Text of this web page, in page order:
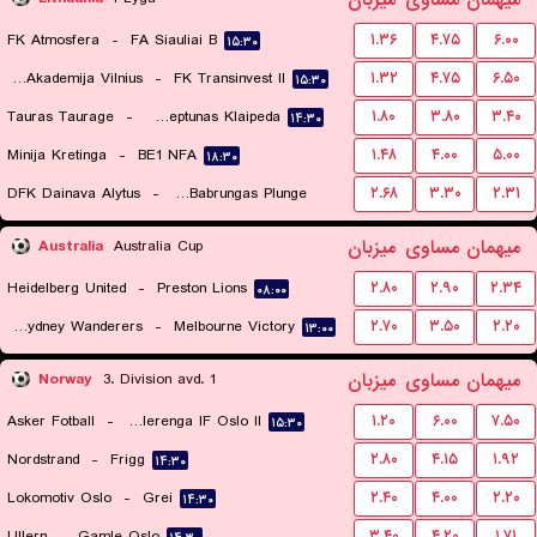
FK Atmosfera - FA Siauliai B ۱۵:۳۰ ۱.۳۶ ۴.۷۵
۶.۰۰
Baltijos Futbolo Akademija Vilnius
- FK Transinvest II ۱۵:۳۰ ۱.۳۲ ۴.۷۵
۶.۵۰
Tauras Taurage - FK Neptunas Klaipeda ۱۴:۳۰ ۱.۸۰ ۳.۸۰
۳.۴۰
Minija Kretinga - BE1 NFA ۱۸:۳۰ ۱.۴۸ ۴.۰۰
۵.۰۰
DFK Dainava Alytus - FK Babrungas Plunge
۱۸:۳۰
۲.۶۸ ۳.۳۰ ۲.۳۱
Australia Australia Cup میزبان مساوی میهمان
Heidelberg United - Preston Lions ۰۸:۰۰ ۲.۸۰ ۲.۹۰
۲.۳۴
Western Sydney Wanderers
- Melbourne Victory ۱۳:۰۰ ۲.۷۰ ۳.۵۰ ۲.۲۰
Norway 3. Division avd. 1 میزبان مساوی میهمان
Asker Fotball - Valerenga IF Oslo II ۱۵:۳۰ ۱.۲۰ ۶.۰۰
۷.۵۰
Nordstrand - Frigg ۱۴:۳۰ ۲.۸۰ ۴.۱۵
۱.۹۲
Lokomotiv Oslo - Grei ۱۴:۳۰ ۲.۴۰ ۴.۰۰
۲.۲۰